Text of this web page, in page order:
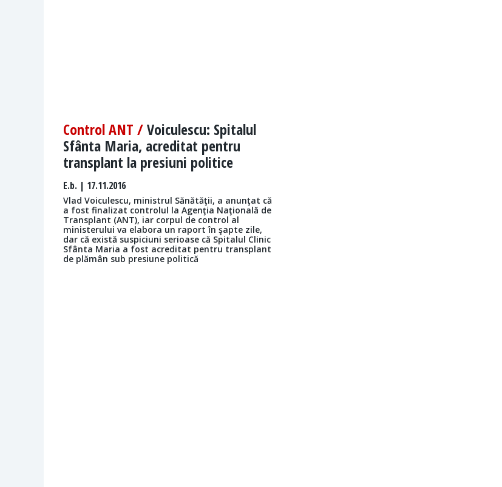
Control ANT /Voiculescu: Spitalul
Sfânta Maria, acreditat pentru
transplant la presiuni politice
E.b. | 17.11.2016
Vlad Voiculescu, ministrul Sănătăţii, a anunţat că
a fost finalizat controlul la Agenţia Naţională de
Transplant (ANT), iar corpul de control al
ministerului va elabora un raport în şapte zile,
dar că există suspiciuni serioase că Spitalul Clinic
Sfânta Maria a fost acreditat pentru transplant
de plămân sub presiune politică